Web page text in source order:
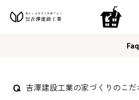
Faq
吉澤建設工業の家づくりのこだ